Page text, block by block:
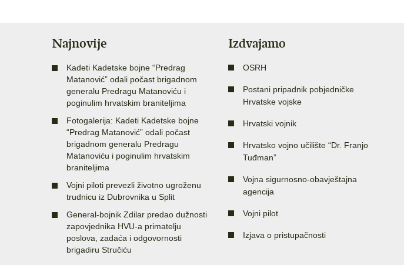
Najnovije
Kadeti Kadetske bojne “Predrag
Matanović” odali počast brigadnom
generalu Predragu Matanoviću i
poginulim hrvatskim braniteljima
Fotogalerija: Kadeti Kadetske bojne
“Predrag Matanović” odali počast
brigadnom generalu Predragu
Matanoviću i poginulim hrvatskim
braniteljima
Vojni piloti prevezli životno ugroženu
trudnicu iz Dubrovnika u Split
General-bojnik Zdilar predao dužnosti
zapovjednika HVU-a primatelju
poslova, zadaća i odgovornosti
brigadiru Stručiću
Izdvajamo
OSRH
Postani pripadnik pobjedničke
Hrvatske vojske
Hrvatski vojnik
Hrvatsko vojno učilište “Dr. Franjo
Tuđman”
Vojna sigurnosno-obavještajna
agencija
Vojni pilot
Izjava o pristupačnosti